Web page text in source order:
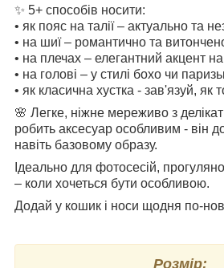
✨ 5+ способів носити:
• як пояс на талії – актуально та
• на шиї – романтично та
• на плечах – елегантний акцент на
• на голові – у стилі бохо чи
• як класична хустка - зав'язуй, як
🌸 Легке, ніжне мереживо з
робить аксесуар особливим - він
навіть базовому образу.
Ідеально для фотосесій,
– коли хочеться бути особливою.
Додай у кошик і носи щодня по-
Розмір: